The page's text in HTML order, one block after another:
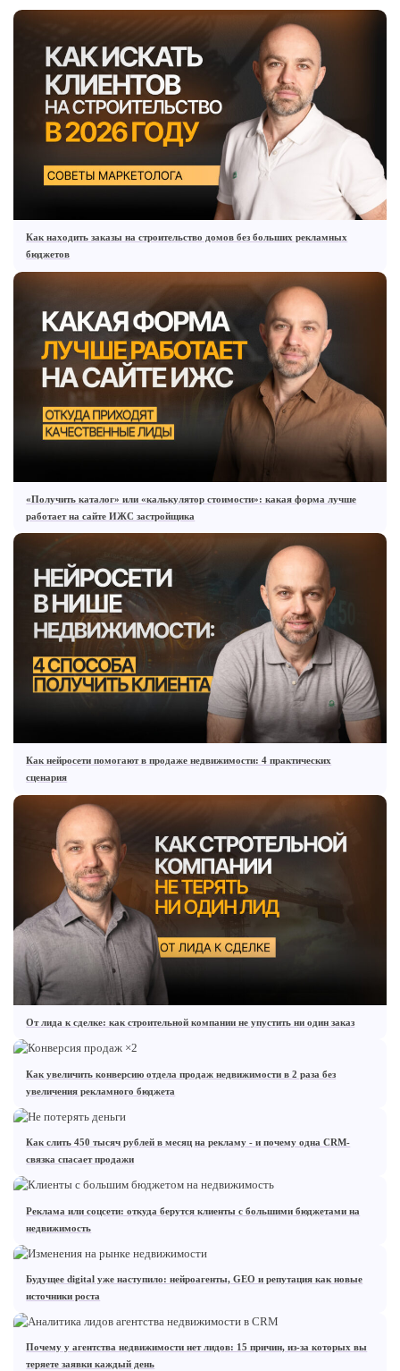
Как находить заказы на строительство домов без больших рекламных
бюджетов
«Получить каталог» или «калькулятор стоимости»: какая форма лучше
работает на сайте ИЖС застройщика
Как нейросети помогают в продаже недвижимости: 4 практических
сценария
От лида к сделке: как строительной компании не упустить ни один заказ
Как увеличить конверсию отдела продаж недвижимости в 2 раза без
увеличения рекламного бюджета
Как слить 450 тысяч рублей в месяц на рекламу - и почему одна CRM-
связка спасает продажи
Реклама или соцсети: откуда берутся клиенты с большими бюджетами на
недвижимость
Будущее digital уже наступило: нейроагенты, GEO и репутация как новые
источники роста
Почему у агентства недвижимости нет лидов: 15 причин, из-за которых вы
теряете заявки каждый день